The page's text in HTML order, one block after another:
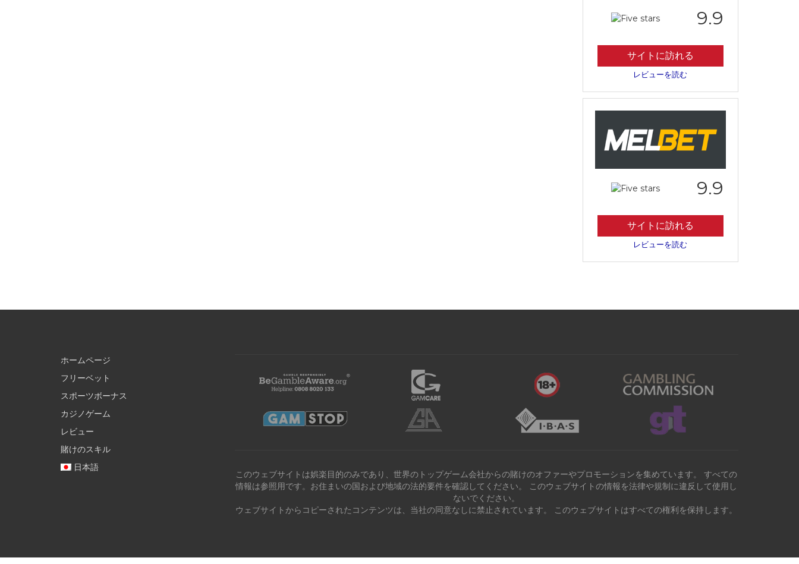
9.9
サイトに訪れる
レビューを読む
9.9
サイトに訪れる
レビューを読む
ホームページ
フリーベット
スポーツボーナス
カジノゲーム
レビュー
賭けのスキル
日本語
このウェブサイトは娯楽目的のみであり、世界のトップゲーム会社からの賭けのオファーやプロモーションを集めています。 すべての
情報は参照用です。お住まいの国および地域の法的要件を確認してください。 このウェブサイトの情報を法律や規制に違反して使用し
ないでください。
ウェブサイトからコピーされたコンテンツは、当社の同意なしに禁止されています。 このウェブサイトはすべての権利を保持します。